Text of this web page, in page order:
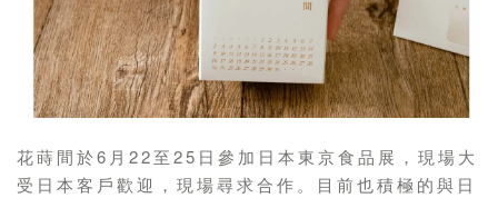
花蒔間於6月22至25日參加日本東京食品展，現場大
受日本客戶歡迎，現場尋求合作。目前也積極的與日